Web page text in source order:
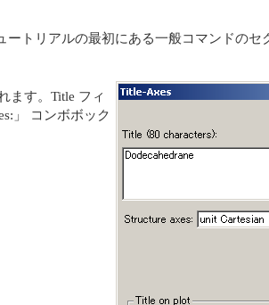
トリアルの最初にある一般コマンドのセ
ます。Title フィ
」 コンボボック